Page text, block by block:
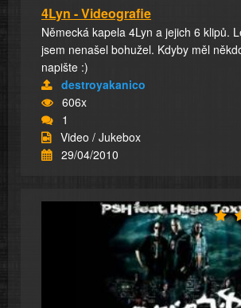
4Lyn - Videografie
Německá kapela 4Lyn a jejich 6 klipů.
jsem nenašel bohužel. Kdyby měl
napište :)
destroyakanico
606x
1
Video / Jukebox
29/04/2010